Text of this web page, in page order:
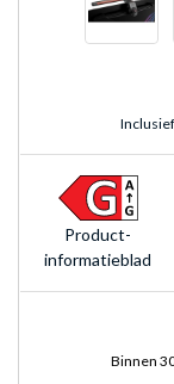
Product­
informatieblad
Binnen